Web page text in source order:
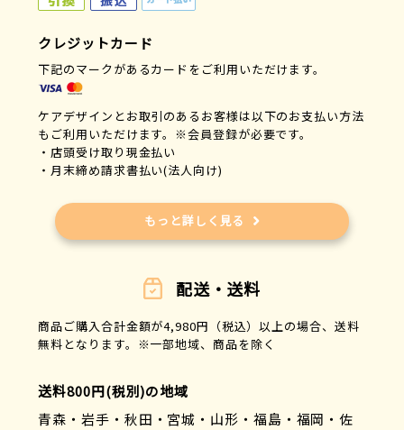
クレジットカード
下記のマークがあるカードをご利用いただけます。
ケアデザインとお取引のあるお客様は以下のお支払い方法
もご利用いただけます。※会員登録が必要です。
・店頭受け取り現金払い
・月末締め請求書払い(法人向け)
もっと詳しく見る
配送・送料
商品ご購入合計金額が4,980円（税込）以上の場合、送料
無料となります。※一部地域、商品を除く
送料800円(税別)の地域
青森・岩手・秋田・宮城・山形・福島・福岡・佐